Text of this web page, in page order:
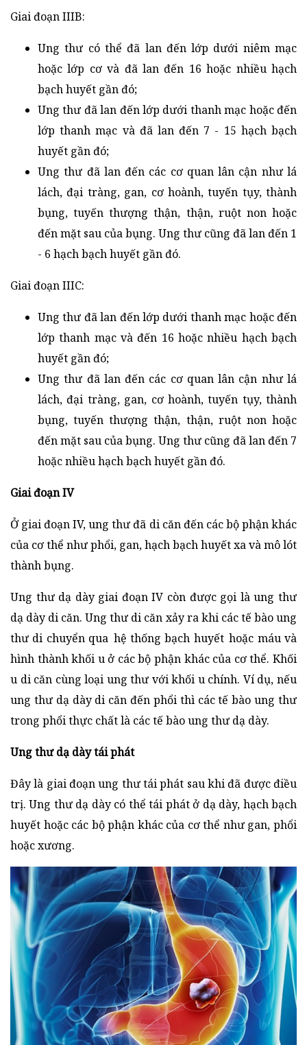
Giai đoạn IIIB:
Ung thư có thể đã lan đến lớp dưới niêm mạc
hoặc lớp cơ và đã lan đến 16 hoặc nhiều hạch
bạch huyết gần đó;
Ung thư đã lan đến lớp dưới thanh mạc hoặc đến
lớp thanh mạc và đã lan đến 7 - 15 hạch bạch
huyết gần đó;
Ung thư đã lan đến các cơ quan lân cận như lá
lách, đại tràng, gan, cơ hoành, tuyến tụy, thành
bụng, tuyến thượng thận, thận, ruột non hoặc
đến mặt sau của bụng. Ung thư cũng đã lan đến 1
- 6 hạch bạch huyết gần đó.
Giai đoạn IIIC:
Ung thư đã lan đến lớp dưới thanh mạc hoặc đến
lớp thanh mạc và đến 16 hoặc nhiều hạch bạch
huyết gần đó;
Ung thư đã lan đến các cơ quan lân cận như lá
lách, đại tràng, gan, cơ hoành, tuyến tụy, thành
bụng, tuyến thượng thận, thận, ruột non hoặc
đến mặt sau của bụng. Ung thư cũng đã lan đến 7
hoặc nhiều hạch bạch huyết gần đó.
Giai đoạn IV
Ở giai đoạn IV, ung thư đã di căn đến các bộ phận khác
của cơ thể như phổi, gan, hạch bạch huyết xa và mô lót
thành bụng.
Ung thư dạ dày giai đoạn IV còn được gọi là ung thư
dạ dày di căn. Ung thư di căn xảy ra khi các tế bào ung
thư di chuyển qua hệ thống bạch huyết hoặc máu và
hình thành khối u ở các bộ phận khác của cơ thể. Khối
u di căn cùng loại ung thư với khối u chính. Ví dụ, nếu
ung thư dạ dày di căn đến phổi thì các tế bào ung thư
trong phổi thực chất là các tế bào ung thư dạ dày.
Ung thư dạ dày tái phát
Đây là giai đoạn ung thư tái phát sau khi đã được điều
trị. Ung thư dạ dày có thể tái phát ở dạ dày, hạch bạch
huyết hoặc các bộ phận khác của cơ thể như gan, phổi
hoặc xương.